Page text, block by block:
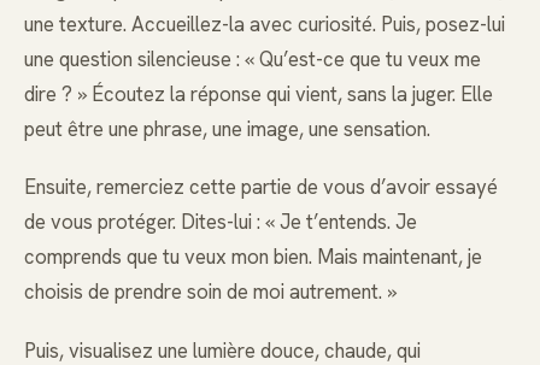
une texture. Accueillez-la avec curiosité. Puis, posez-lui
une question silencieuse : « Qu’est-ce que tu veux me
dire ? » Écoutez la réponse qui vient, sans la juger. Elle
peut être une phrase, une image, une sensation.
Ensuite, remerciez cette partie de vous d’avoir essayé
de vous protéger. Dites-lui : « Je t’entends. Je
comprends que tu veux mon bien. Mais maintenant, je
choisis de prendre soin de moi autrement. »
Puis, visualisez une lumière douce, chaude, qui